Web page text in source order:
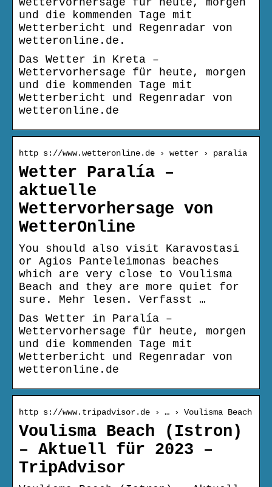
Wettervorhersage für heute, morgen
und die kommenden Tage mit
Wetterbericht und Regenradar von
wetteronline.de.
Das Wetter in Kreta –
Wettervorhersage für heute, morgen
und die kommenden Tage mit
Wetterbericht und Regenradar von
wetteronline.de
http s://www.wetteronline.de › wetter › paralia
Wetter Paralía –
aktuelle
Wettervorhersage von
WetterOnline
You should also visit Karavostasi
or Agios Panteleimonas beaches
which are very close to Voulisma
Beach and they are more quiet for
sure. Mehr lesen. Verfasst …
Das Wetter in Paralía –
Wettervorhersage für heute, morgen
und die kommenden Tage mit
Wetterbericht und Regenradar von
wetteronline.de
http s://www.tripadvisor.de › … › Voulisma Beach
Voulisma Beach (Istron)
– Aktuell für 2023 –
TripAdvisor